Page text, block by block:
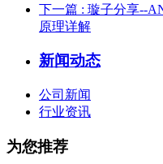
下一篇 : 璇子分享--
原理详解
新闻动态
公司新闻
行业资讯
为您推荐